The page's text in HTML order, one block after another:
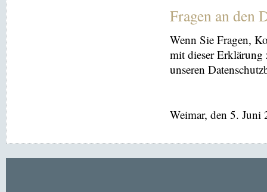
Fragen an den
Wenn Sie Fragen,
mit dieser Erklärung
unseren
Weimar, den 5. Juni